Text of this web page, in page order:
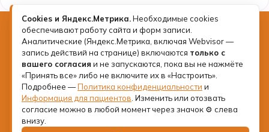
Готовы изменить своё
мнение о стоматологии?
Запишитесь на консультацию и
почувствуйте разницу
Cookies и Яндекс.Метрика.Необходимые cookies
обеспечивают работу сайта и форм записи.
Аналитические (Яндекс.Метрика, включая Webvisor —
запись действий на странице) включаются только с
вашего согласия и не запускаются, пока вы не нажмёте
«Принять все» либо не включите их в «Настроить».
Подробнее —Политика конфиденциальности и
Информация для пациентов . Изменить или отозвать
согласие можно в любой момент через значок ⚙ слева
внизу.